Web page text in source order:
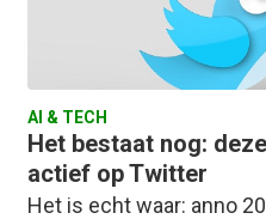
AI & TECH
Het bestaat nog:
actief op Twitter
Het is echt waar: anno